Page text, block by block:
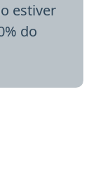
estiver
do